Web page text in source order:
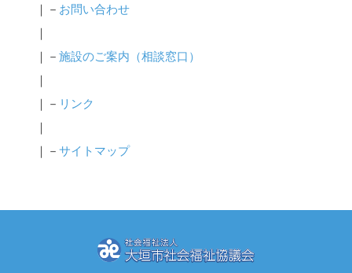
｜－ お問い合わせ
｜
｜－ 施設のご案内（相談窓口）
｜
｜－ リンク
｜
｜－ サイトマップ